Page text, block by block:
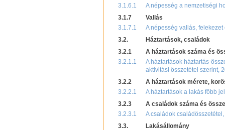
3.1.6.1
A népesség a nemzetiségi
3.1.7
Vallás
3.1.7.1
A népesség vallás,
3.2.
Háztartások, családok
3.2.1
A háztartások száma és
3.2.1.1
A háztartások háztartás-
aktivitási összetétel szerint,
3.2.2
A háztartások mérete,
3.2.2.1
A háztartások a lakás főbb
3.2.3
A családok száma és
3.2.3.1
A családok
3.3.
Lakásállomány